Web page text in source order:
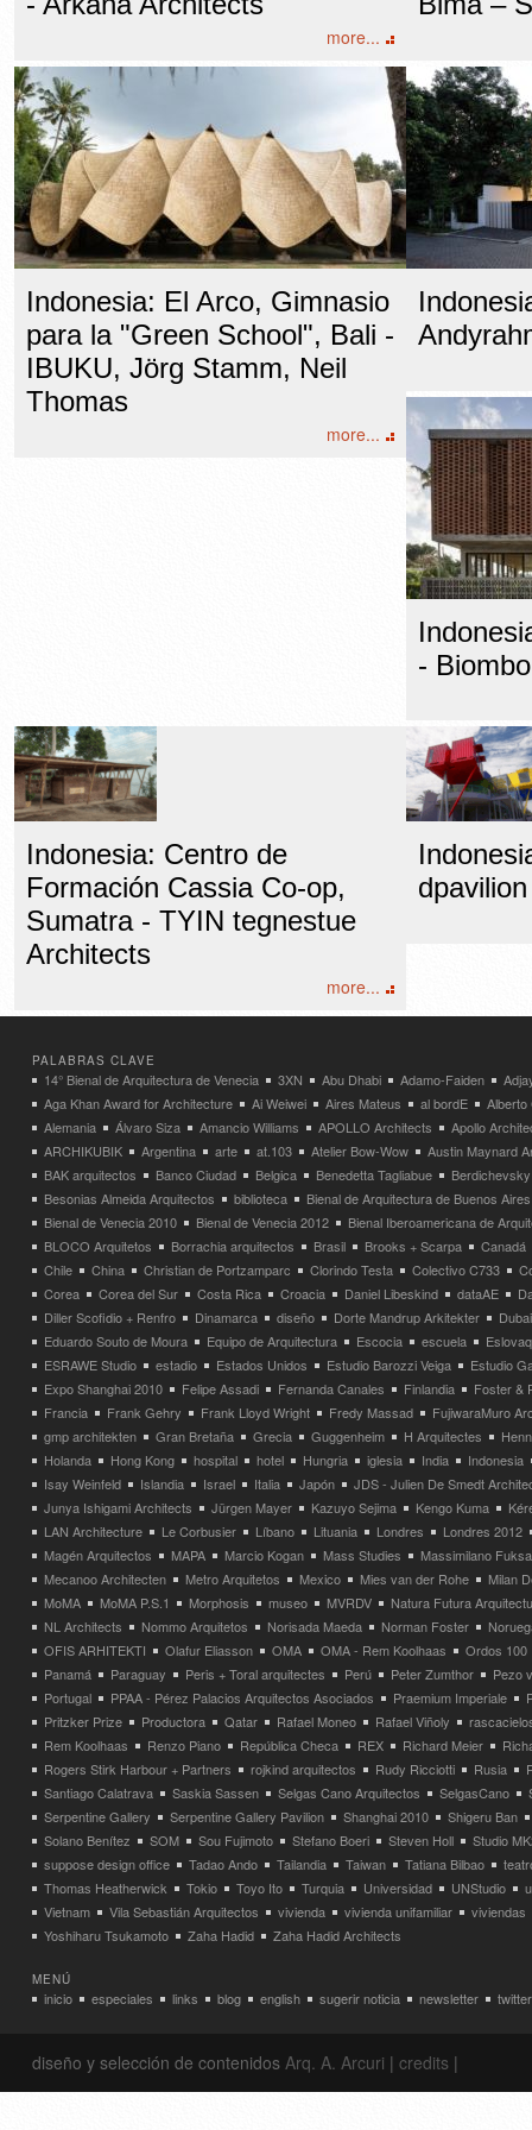
more...
Indonesia: El Arco, Gimnasio
para la "Green School", Bali -
IBUKU, Jörg Stamm, Neil
Thomas
more...
-
Indonesia: Centro de
Formación Cassia Co-op,
Sumatra - TYIN tegnestue
Architects
more...
PALABRAS CLAVE
14° Bienal de Arquitectura de Venecia 3XN Abu Dhabi Adamo-Faiden
Aga Khan Award for Architecture
Ai Weiwei Aires Mateus al bordE
Alberto
Alemania
Álvaro Siza Amancio Williams APOLLO Architects
Apollo
ARCHIKUBIK
Argentina arte at.103 Atelier Bow-Wow
Austin Maynard
BAK arquitectos
Banco Ciudad Belgica Benedetta Tagliabue
Besonias Almeida Arquitectos
biblioteca
Bienal de Arquitectura de Buenos Aires
Bienal de Venecia 2010
Bienal de Venecia 2012
Bienal Iberoamericana de
BLOCO Arquitetos
Borrachia arquitectos Brasil Brooks + Scarpa
Canadá
Chile
China Christian de Portzamparc Clorindo Testa Colectivo C733
Corea
Corea del Sur Costa Rica Croacia Daniel Libeskind dataAE
Diller Scofidio + Renfro
Dinamarca diseño Dorte Mandrup Arkitekter
Dubai
Eduardo Souto de Moura
Equipo de Arquitectura Escocia escuela
ESRAWE Studio
estadio Estados Unidos Estudio Barozzi Veiga
Estudio
Expo Shanghai 2010
Felipe Assadi Fernanda Canales Finlandia
Foster &
Francia
Frank Gehry Frank Lloyd Wright Fredy Massad
FujiwaraMuro
gmp architekten
Gran Bretaña Grecia Guggenheim H Arquitectes
Holanda
Hong Kong hospital hotel Hungria iglesia India
Indonesia
Isay Weinfeld
Islandia Israel Italia Japón
JDS - Julien De Smedt
Junya Ishigami Architects
Jürgen Mayer Kazuyo Sejima Kengo Kuma
LAN Architecture
Le Corbusier Líbano Lituania Londres
Londres 2012
Magén Arquitectos
MAPA Marcio Kogan Mass Studies
Massimilano
Mecanoo Architecten
Metro Arquitetos Mexico Mies van der Rohe
Milan
MoMA
MoMA P.S.1 Morphosis museo MVRDV
Natura Futura
NL Architects
Nommo Arquitetos Norisada Maeda Norman Foster
OFIS ARHITEKTI
Olafur Eliasson OMA OMA - Rem Koolhaas
Ordos 100
Panamá
Paraguay Peris + Toral arquitectes Perú Peter Zumthor
Pezo
Portugal
PPAA - Pérez Palacios Arquitectos Asociados Praemium Imperiale
Pritzker Prize
Productora Qatar Rafael Moneo Rafael Viñoly
Rem Koolhaas
Renzo Piano República Checa REX Richard Meier
Rogers Stirk Harbour + Partners
rojkind arquitectos Rudy Ricciotti Rusia
Santiago Calatrava
Saskia Sassen Selgas Cano Arquitectos SelgasCano
Serpentine Gallery
Serpentine Gallery Pavilion Shanghai 2010
Shigeru Ban
Solano Benítez
SOM Sou Fujimoto Stefano Boeri Steven Holl
Studio
suppose design office
Tadao Ando Tailandia Taiwan Tatiana Bilbao
Thomas Heatherwick
Tokio Toyo Ito Turquia Universidad UNStudio
Vietnam
Vila Sebastián Arquitectos vivienda vivienda unifamiliar
viviendas
Yoshiharu Tsukamoto
Zaha Hadid Zaha Hadid Architects
MENÚ
inicio especiales links blog english sugerir noticia newsletter twitter
diseño y selección de contenidos Arq. A. Arcuri | credits |